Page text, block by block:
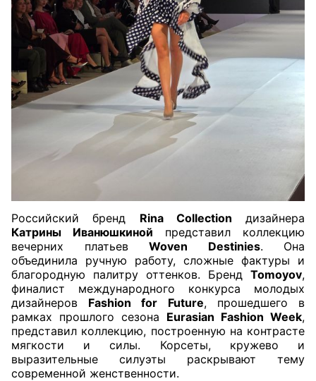
Российский бренд Rina Collection дизайнера
Катрины Иванюшкиной представил коллекцию
вечерних платьев Woven Destinies. Она
объединила ручную работу, сложные фактуры и
благородную палитру оттенков. Бренд Tomoyov,
финалист международного конкурса молодых
дизайнеров Fashion for Future, прошедшего в
рамках прошлого сезона Eurasian Fashion Week,
представил коллекцию, построенную на контрасте
мягкости и силы. Корсеты, кружево и
выразительные силуэты раскрывают тему
современной женственности.